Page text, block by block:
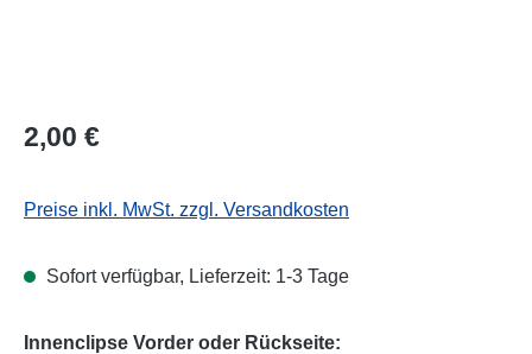
Regulärer Preis:
2,00 €
Preise inkl. MwSt. zzgl. Versandkosten
Sofort verfügbar, Lieferzeit: 1-3 Tage
Innenclipse Vorder oder Rückseite: